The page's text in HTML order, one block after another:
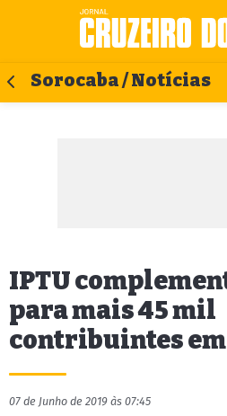
Sorocaba / Notícias
IPTU
para mais 45 mil
contribuintes em
07 de Junho de 2019 às 07:45